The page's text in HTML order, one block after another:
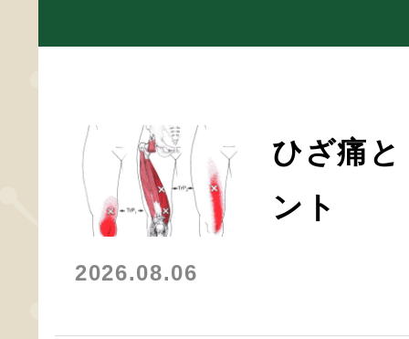
ひざ痛
ント
2026.08.06